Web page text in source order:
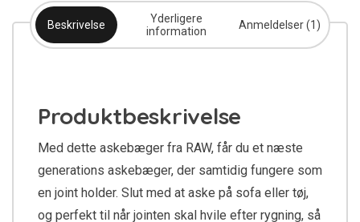
Beskrivelse
Yderligere
information
Anmeldelser (1)
Produktbeskrivelse
Med dette askebæger fra RAW, får du et næste
generations askebæger, der samtidig fungere som
en joint holder. Slut med at aske på sofa eller tøj,
og perfekt til når jointen skal hvile efter rygning, så